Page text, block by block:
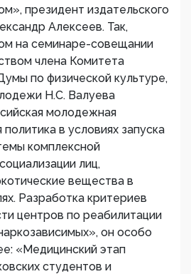
президент издательского
Алексеев. Так,
на семинаре-совещании
члена Комитета
по физической культуре,
Н.С. Валуева
молодежная
в условиях запуска
комплексной
лиц,
вещества в
Разработка критериев
центров по реабилитации
он особо
«Медицинский этап
студентов и